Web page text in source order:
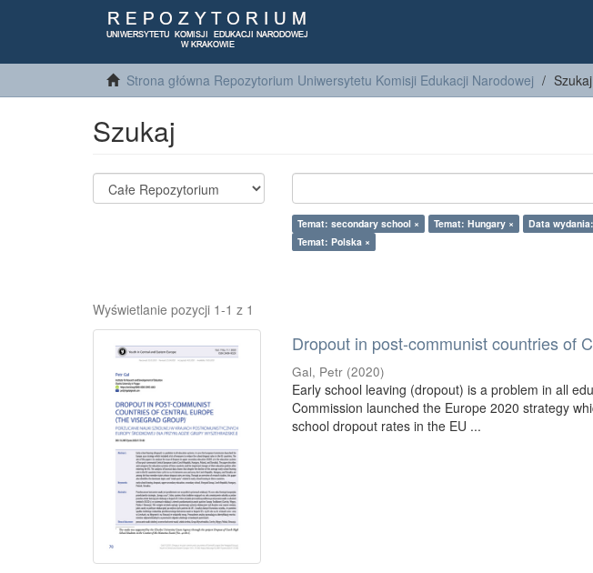
Strona główna Repozytorium Uniwersytetu Komisji Edukacji Narodowej Szukaj
Szukaj
Temat: secondary school × Temat: Hungary × Data
Temat: Polska ×
Wyświetlanie pozycji 1-1 z 1
Dropout in post-communist countries of
Gal, Petr (2020)
Early school leaving (dropout) is a problem in all
Commission launched the Europe 2020 strategy
school dropout rates in the EU ...